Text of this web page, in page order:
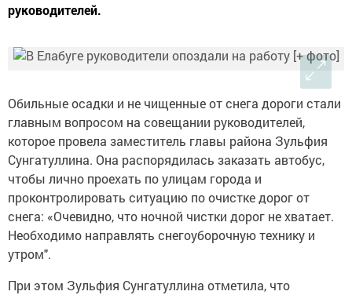
руководителей.
Обильные осадки и не чищенные от снега дороги стали
главным вопросом на совещании руководителей,
которое провела заместитель главы района Зульфия
Сунгатуллина. Она распорядилась заказать автобус,
чтобы лично проехать по улицам города и
проконтролировать ситуацию по очистке дорог от
снега: «Очевидно, что ночной чистки дорог не хватает.
Необходимо направлять снегоуборочную технику и
утром".
При этом Зульфия Сунгатуллина отметила, что